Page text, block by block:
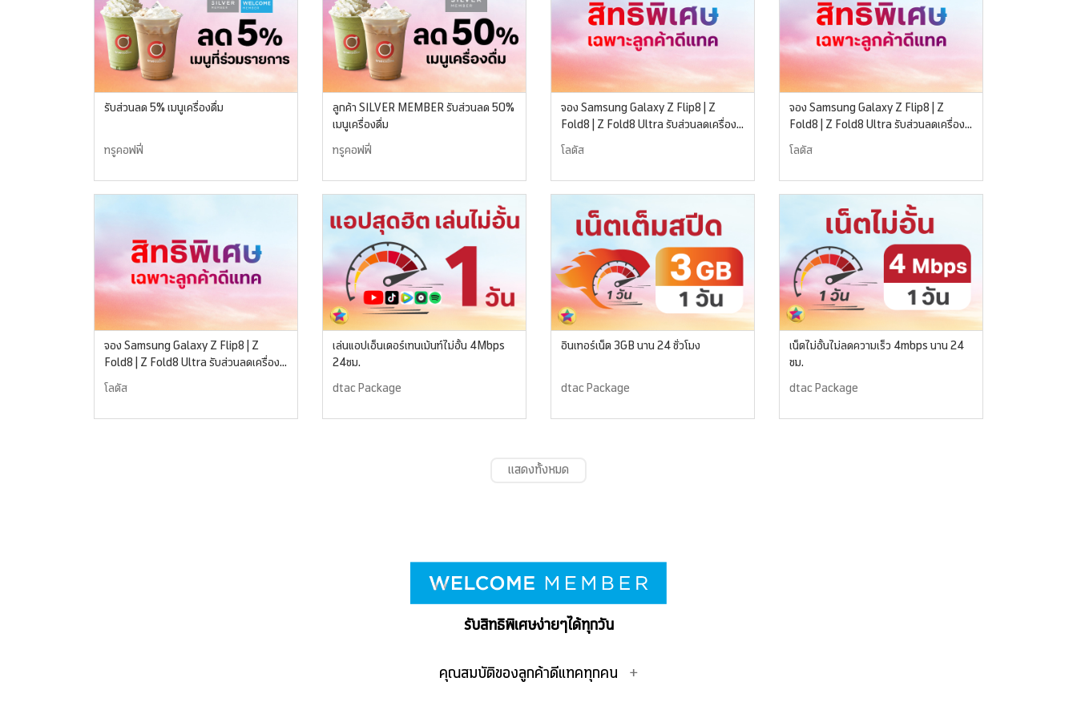
รับส่วนลด 5% เมนูเครื่องดื่ม
ทรูคอฟฟี่
ลูกค้า SILVER MEMBER รับส่วนลด 50%
เมนูเครื่องดื่ม
ทรูคอฟฟี่
จอง Samsung Galaxy Z Flip8 | Z
Fold8 | Z Fold8 Ultra รับส่วนลดเครื่อง
ใช้ไฟฟ้า 2,500 บาท
โลตัส
จอง Samsung Galaxy Z Flip8 | Z
Fold8 | Z Fold8 Ultra รับส่วนลดเครื่อง
ใช้ไฟฟ้า 1,500 บาท
โลตัส
จอง Samsung Galaxy Z Flip8 | Z
Fold8 | Z Fold8 Ultra รับส่วนลดเครื่อง
ใช้ไฟฟ้า 1,000 บาท
โลตัส
เล่นแอปเอ็นเตอร์เทนเม้นท์ไม่อั้น 4Mbps
24ชม.
dtac Package
อินเทอร์เน็ต 3GB นาน 24 ชั่วโมง
dtac Package
เน็ตไม่อั้นไม่ลดความเร็ว 4mbps นาน 24
ชม.
dtac Package
แสดงทั้งหมด
รับสิทธิพิเศษง่ายๆได้ทุกวัน
คุณสมบัติของลูกค้าดีแทคทุกคน